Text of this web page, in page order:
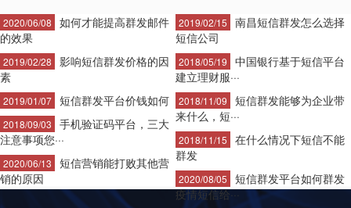
2020/06/08
如何才能提高群发邮件
的效果
2019/02/28
影响短信群发价格的因
素
2019/01/07 短信群发平台价钱如何
2018/09/03
手机验证码平台，三大
注意事项您···
2020/06/13
短信营销能打败其他营
销的原因
2019/02/15
南昌短信群发怎么选择
短信公司
2018/05/19
中国银行基于短信平台
建立理财服···
2018/11/09
短信群发能够为企业带
来什么，短···
2018/11/15
在什么情况下短信不能
群发
2020/08/05
短信群发平台如何群发
疫情短信给···